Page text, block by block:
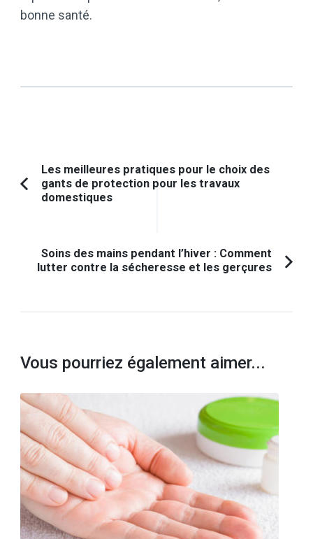
bonne santé.
Navigation
d'article
Article
Les meilleures pratiques pour le choix des
gants de protection pour les travaux
domestiques
Soins des mains pendant l’hiver : Comment
lutter contre la sécheresse et les gerçures
Vous pourriez également aimer...